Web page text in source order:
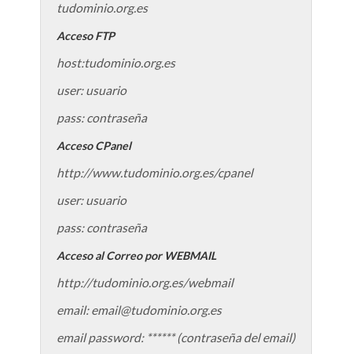
tudominio.org.es
Acceso FTP
host:tudominio.org.es
user: usuario
pass: contraseña
Acceso CPanel
http://www.tudominio.org.es/cpanel
user: usuario
pass: contraseña
Acceso al Correo por WEBMAIL
http://tudominio.org.es/webmail
email: email@tudominio.org.es
email password: ****** (contraseña del email)